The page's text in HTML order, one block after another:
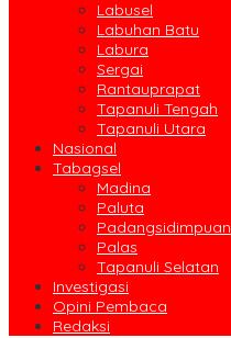
Labusel
Labuhan Batu
Labura
Sergai
Rantauprapat
Tapanuli Tengah
Tapanuli Utara
Nasional
Tabagsel
Madina
Paluta
Padangsidimpuan
Palas
Tapanuli Selatan
Investigasi
Opini Pembaca
Redaksi